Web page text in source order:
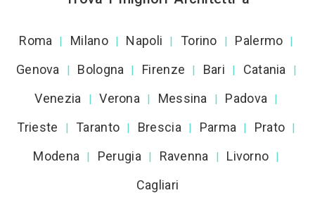
Roma | Milano | Napoli | Torino | Palermo |
Genova | Bologna | Firenze | Bari | Catania |
Venezia | Verona | Messina | Padova |
Trieste | Taranto | Brescia | Parma | Prato |
Modena | Perugia | Ravenna | Livorno |
Cagliari